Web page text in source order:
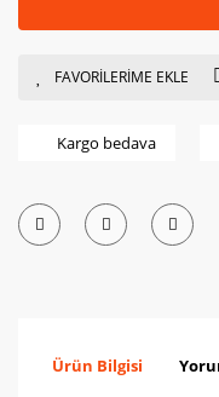
Kargo bedava
Ürün Bilgisi